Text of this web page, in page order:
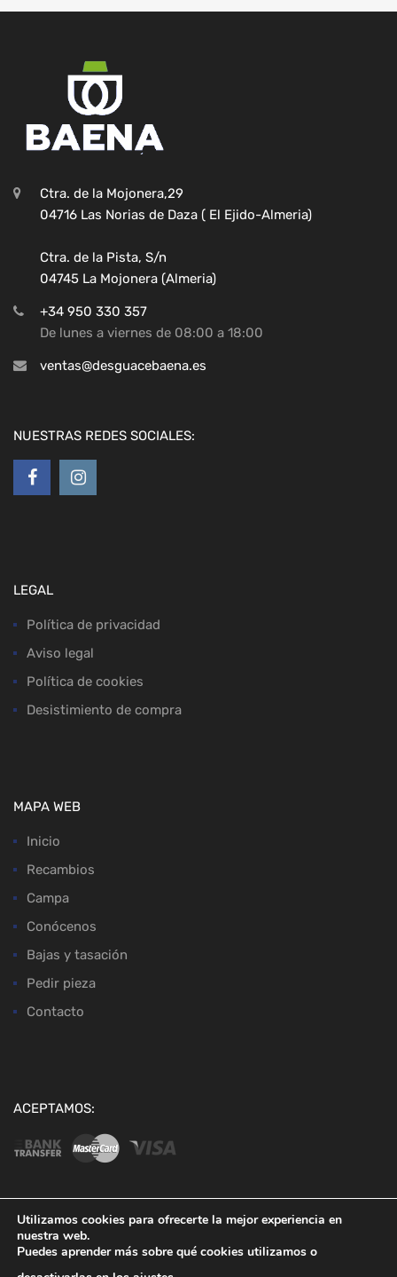
Ctra. de la Mojonera,29
04716 Las Norias de Daza ( El Ejido-Almeria)
Ctra. de la Pista, S/n
04745 La Mojonera (Almeria)
+34 950 330 357
De lunes a viernes de 08:00 a 18:00
ventas@desguacebaena.es
NUESTRAS REDES SOCIALES:
LEGAL
Política de privacidad
Aviso legal
Política de cookies
Desistimiento de compra
MAPA WEB
Inicio
Recambios
Campa
Conócenos
Bajas y tasación
Pedir pieza
Contacto
ACEPTAMOS:
Utilizamos cookies para ofrecerte la mejor experiencia en
nuestra web.
Puedes aprender más sobre qué cookies utilizamos o